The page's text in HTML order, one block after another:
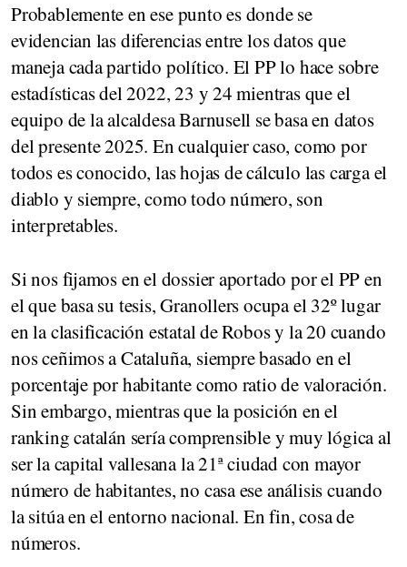
Probablemente en ese punto es donde se
evidencian las diferencias entre los datos que
maneja cada partido político. El PP lo hace sobre
estadísticas del 2022, 23 y 24 mientras que el
equipo de la alcaldesa Barnusell se basa en datos
del presente 2025. En cualquier caso, como por
todos es conocido, las hojas de cálculo las carga el
diablo y siempre, como todo número, son
interpretables.
Si nos fijamos en el dossier aportado por el PP en
el que basa su tesis, Granollers ocupa el 32º lugar
en la clasificación estatal de Robos y la 20 cuando
nos ceñimos a Cataluña, siempre basado en el
porcentaje por habitante como ratio de valoración.
Sin embargo, mientras que la posición en el
ranking catalán sería comprensible y muy lógica al
ser la capital vallesana la 21ª ciudad con mayor
número de habitantes, no casa ese análisis cuando
la sitúa en el entorno nacional. En fin, cosa de
números.